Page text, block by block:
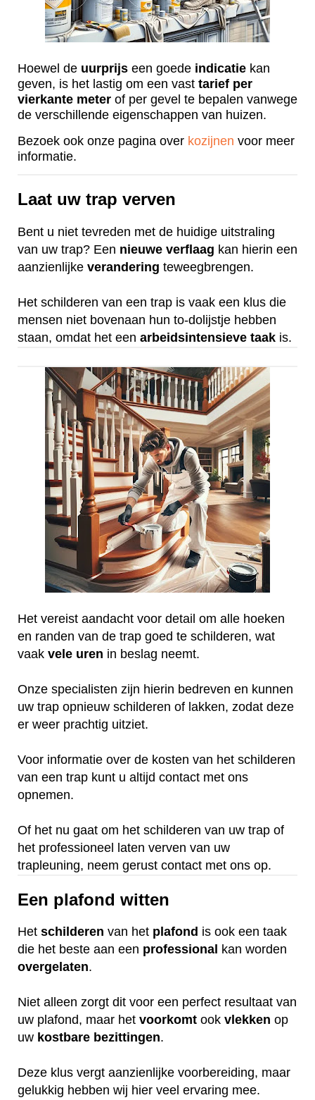
Hoewel de uurprijs een goede indicatie kan
geven, is het lastig om een vast tarief per
vierkante meter of per gevel te bepalen vanwege
de verschillende eigenschappen van huizen.
Bezoek ook onze pagina over kozijnen voor meer
informatie.
Laat uw trap verven
Bent u niet tevreden met de huidige uitstraling
van uw trap? Een nieuwe verflaag kan hierin een
aanzienlijke verandering teweegbrengen.
Het schilderen van een trap is vaak een klus die
mensen niet bovenaan hun to-dolijstje hebben
staan, omdat het een arbeidsintensieve taak is.
Het vereist aandacht voor detail om alle hoeken
en randen van de trap goed te schilderen, wat
vaak vele uren in beslag neemt.
Onze specialisten zijn hierin bedreven en kunnen
uw trap opnieuw schilderen of lakken, zodat deze
er weer prachtig uitziet.
Voor informatie over de kosten van het schilderen
van een trap kunt u altijd contact met ons
opnemen.
Of het nu gaat om het schilderen van uw trap of
het professioneel laten verven van uw
trapleuning, neem gerust contact met ons op.
Een plafond witten
Het schilderen van het plafond is ook een taak
die het beste aan een professional kan worden
overgelaten.
Niet alleen zorgt dit voor een perfect resultaat van
uw plafond, maar het voorkomt ook vlekken op
uw kostbare bezittingen.
Deze klus vergt aanzienlijke voorbereiding, maar
gelukkig hebben wij hier veel ervaring mee.